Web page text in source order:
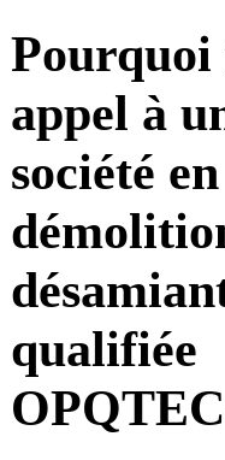
appel à
société en
qualifiée